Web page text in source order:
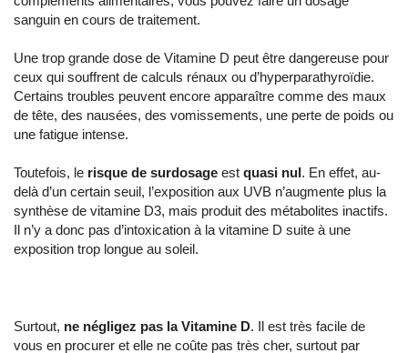
sanguin en cours de traitement.
Une trop grande dose de Vitamine D peut être dangereuse pour
ceux qui souffrent de calculs rénaux ou d’hyperparathyroïdie.
Certains troubles peuvent encore apparaître comme des maux
de tête, des nausées, des vomissements, une perte de poids ou
une fatigue intense.
Toutefois, le risque de surdosage est quasi nul. En effet, au-
delà d’un certain seuil, l’exposition aux UVB n’augmente plus la
synthèse de vitamine D3, mais produit des métabolites inactifs.
Il n’y a donc pas d’intoxication à la vitamine D suite à une
exposition trop longue au soleil.
Surtout, ne négligez pas la Vitamine D. Il est très facile de
vous en procurer et elle ne coûte pas très cher, surtout par